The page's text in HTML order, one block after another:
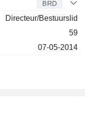
BRD
Directeur/Bestuurslid
59
07-05-2014